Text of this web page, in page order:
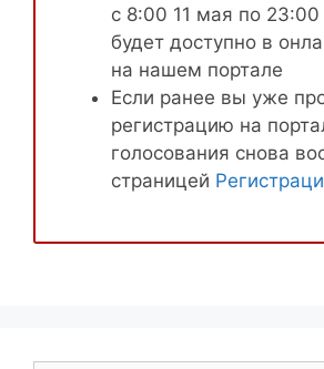
с 8:00 11 мая по
будет доступно в
на нашем портале
Если ранее вы уже
регистрацию на
голосования снова
страницей